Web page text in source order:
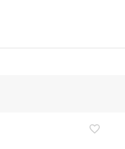
beiliegen, bevor Sie es
auch zurückgeben,